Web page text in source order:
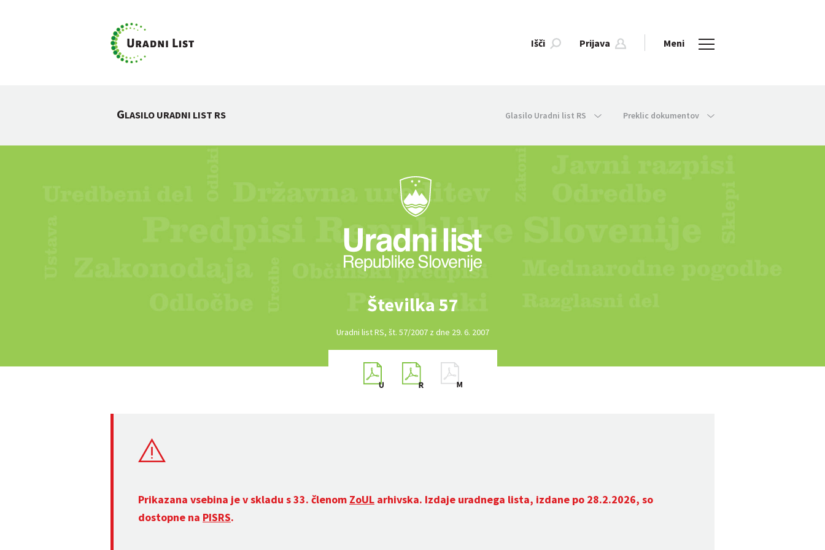
Išči Prijava Meni
GLASILO URADNI LIST RS Glasilo Uradni list RS Preklic dokumentov
Številka 57
Uradni list RS, št. 57/2007 z dne 29. 6. 2007
Prikazana vsebina je v skladu s 33. členom ZoUL arhivska. Izdaje uradnega lista, izdane po 28.2.2026, so
dostopne na PISRS.